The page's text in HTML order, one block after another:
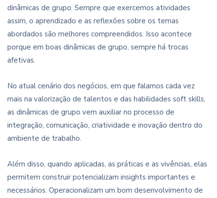
dinâmicas de grupo. Sempre que exercemos atividades
assim, o aprendizado e as reflexões sobre os temas
abordados são melhores compreendidos. Isso acontece
porque em boas dinâmicas de grupo, sempre há trocas
afetivas.
No atual cenário dos negócios, em que falamos cada vez
mais na valorização de talentos e das habilidades soft skills,
as dinâmicas de grupo vem auxiliar no processo de
integração, comunicação, criatividade e inovação dentro do
ambiente de trabalho.
Além disso, quando aplicadas, as práticas e as vivências, elas
permitem construir potencializam insights importantes e
necessários. Operacionalizam um bom desenvolvimento de